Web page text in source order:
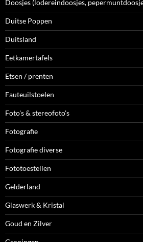
Doosjes (lodereindoosjes,
Duitse Poppen
Duitsland
Eetkamertafels
Etsen / prenten
Fauteuilstoelen
Foto's & stereofoto's
Fotografie
Fotografie diverse
Fototoestellen
Gelderland
Glaswerk & Kristal
Goud en Zilver